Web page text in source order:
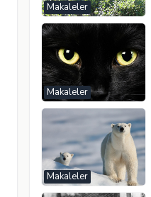
Makaleler
Makaleler
Makaleler